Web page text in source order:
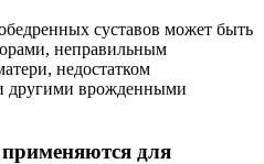
суставов может быть
неправильным
недостатком
другими врожденными
для